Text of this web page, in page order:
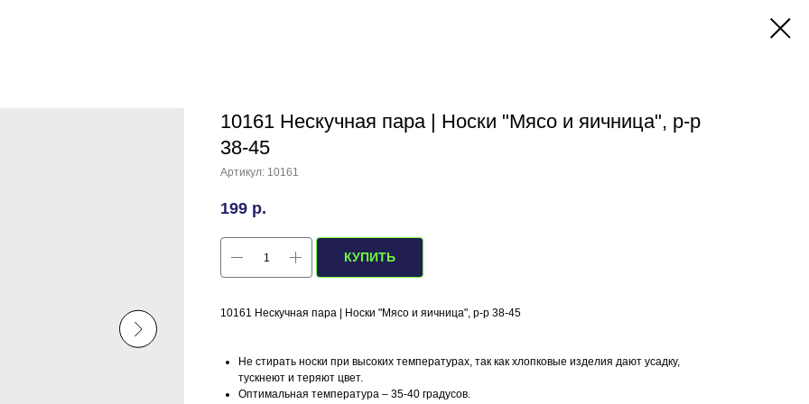
10161 Нескучная пара | Носки "Мясо и яичница", р-р
38-45
Артикул: 10161
199 р.
КУПИТЬ
10161 Нескучная пара | Носки "Мясо и яичница", р-р 38-45
Не стирать носки при высоких температурах, так как хлопковые изделия дают усадку,
тускнеют и теряют цвет.
Оптимальная температура – 35-40 градусов.